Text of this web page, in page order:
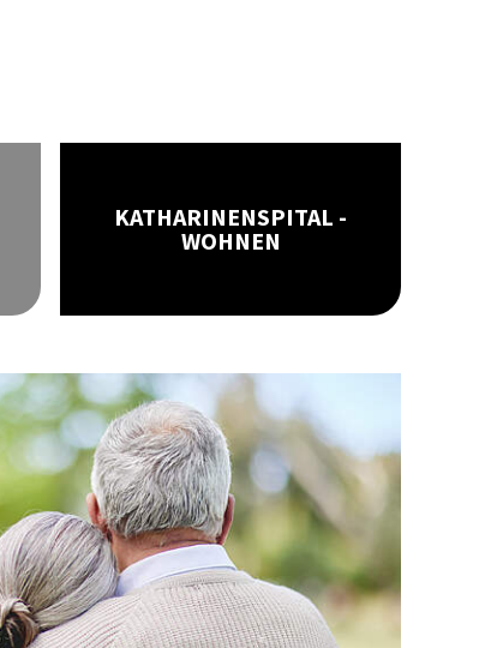
KATHARINENSPITAL -
WOHNEN